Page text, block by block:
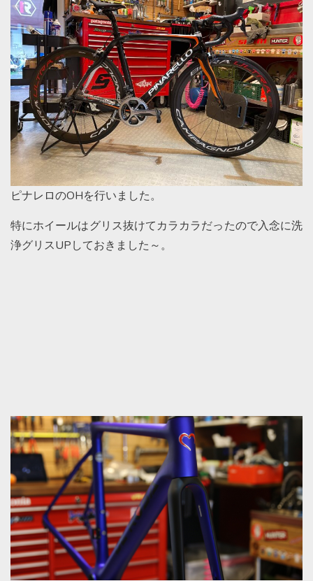
ピナレロのOHを行いました。
特にホイールはグリス抜けてカラカラだったので入念に洗
浄グリスUPしておきました～。